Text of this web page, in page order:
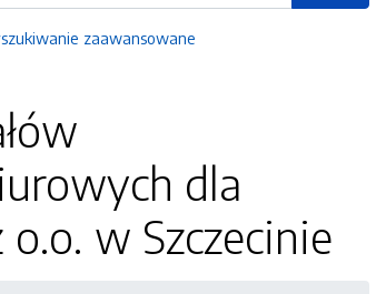
zaawansowane
dla
w Szczecinie